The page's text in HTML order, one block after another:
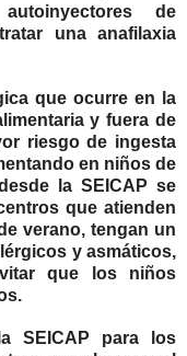
de
una anafilaxia
que ocurreen la
y fuera de
riesgo de ingesta
en niños de
la SEICAP se
que atienden
verano, tengan un
y asmáticos,
que los niños
SEICAP para los